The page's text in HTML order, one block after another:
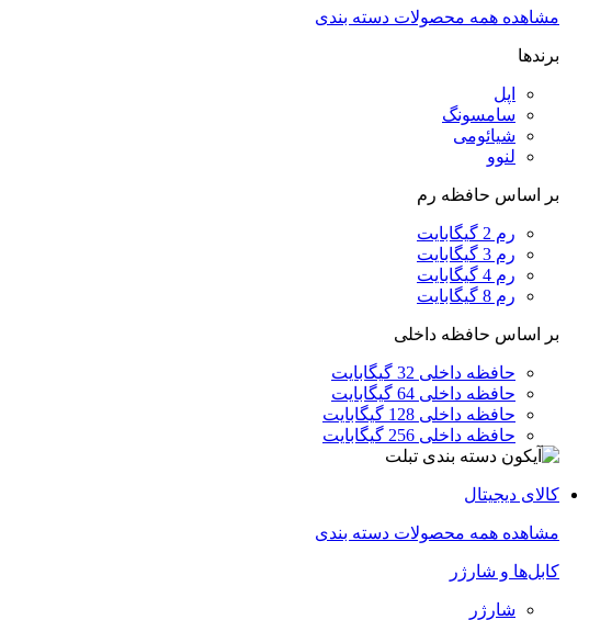
مشاهده همه محصولات دسته بندی
برندها
اپل
سامسونگ
شیائومی
لنوو
بر اساس حافظه رم
رم 2 گیگابایت
رم 3 گیگابایت
رم 4 گیگابایت
رم 8 گیگابایت
بر اساس حافظه داخلی
حافظه داخلی 32 گیگابایت
حافظه داخلی 64 گیگابایت
حافظه داخلی 128 گیگابایت
حافظه داخلی 256 گیگابایت
کالای دیجیتال
مشاهده همه محصولات دسته بندی
کابل‌ها و شارژر
شارژر